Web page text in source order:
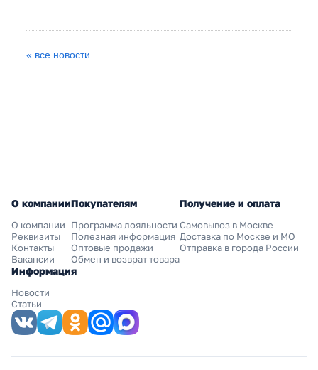
« все новости
О компании
О компании
Реквизиты
Контакты
Вакансии
Покупателям
Программа лояльности
Полезная информация
Оптовые продажи
Обмен и возврат товара
Получение и оплата
Самовывоз в Москве
Доставка по Москве и МО
Отправка в города России
Информация
Новости
Статьи